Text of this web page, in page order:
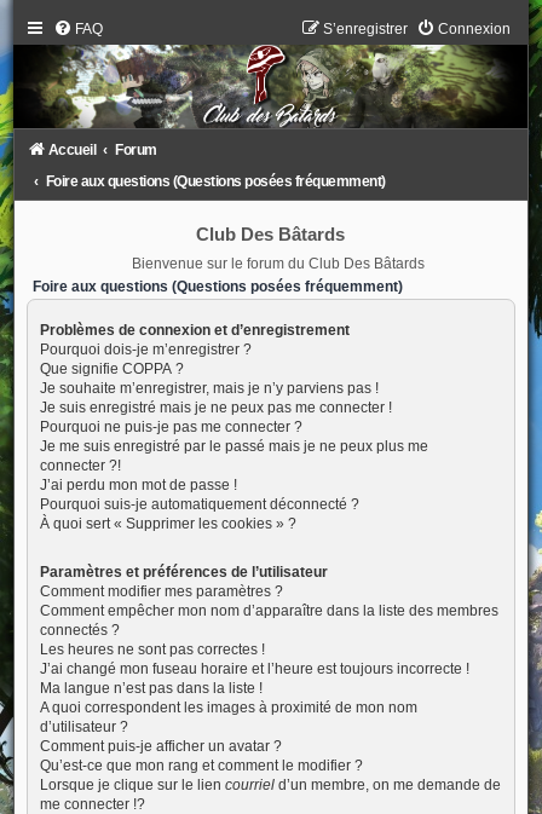
FAQ Connexion
S’enregistrer
Accueil
Forum
Foire aux questions (Questions posées fréquemment)
Club Des Bâtards
Bienvenue sur le forum du Club Des Bâtards
Foire aux questions (Questions posées fréquemment)
Problèmes de connexion et d’enregistrement
Pourquoi dois-je m’enregistrer ?
Que signifie COPPA ?
Je souhaite m’enregistrer, mais je n’y parviens pas !
Je suis enregistré mais je ne peux pas me connecter !
Pourquoi ne puis-je pas me connecter ?
Je me suis enregistré par le passé mais je ne peux plus me
connecter ?!
J’ai perdu mon mot de passe !
Pourquoi suis-je automatiquement déconnecté ?
À quoi sert « Supprimer les cookies » ?
Paramètres et préférences de l’utilisateur
Comment modifier mes paramètres ?
Comment empêcher mon nom d’apparaître dans la liste des membres
connectés ?
Les heures ne sont pas correctes !
J’ai changé mon fuseau horaire et l’heure est toujours incorrecte !
Ma langue n’est pas dans la liste !
A quoi correspondent les images à proximité de mon nom
d’utilisateur ?
Comment puis-je afficher un avatar ?
Qu’est-ce que mon rang et comment le modifier ?
Lorsque je clique sur le lien courrield’un membre, on me demande de
me connecter !?